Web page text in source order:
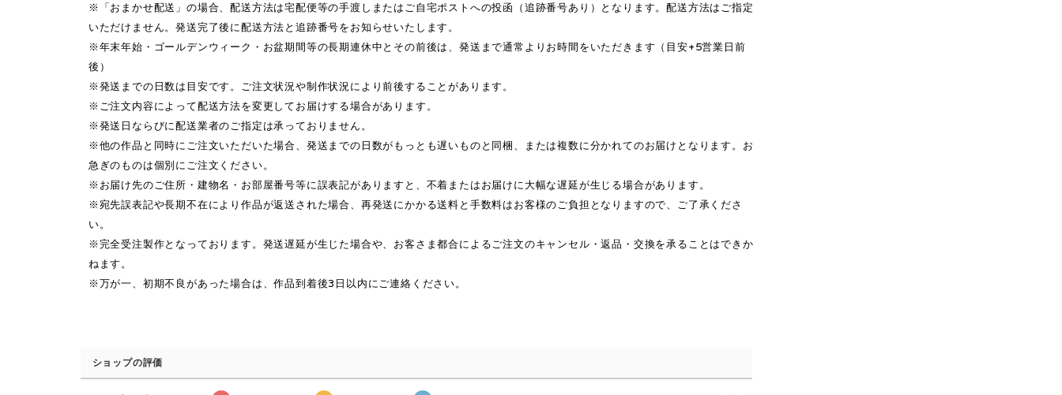
※「おまかせ配送」の場合、配送方法は宅配便等の手渡しまたはご自宅ポストへの投函（追跡番号あり）となります。配送方法はご指定
いただけません。発送完了後に配送方法と追跡番号をお知らせいたします。
※年末年始・ゴールデンウィーク・お盆期間等の長期連休中とその前後は、発送まで通常よりお時間をいただきます（目安+5営業日前
後）
※発送までの日数は目安です。ご注文状況や制作状況により前後することがあります。
※ご注文内容によって配送方法を変更してお届けする場合があります。
※発送日ならびに配送業者のご指定は承っておりません。
※他の作品と同時にご注文いただいた場合、発送までの日数がもっとも遅いものと同梱、または複数に分かれてのお届けとなります。お
急ぎのものは個別にご注文ください。
※お届け先のご住所・建物名・お部屋番号等に誤表記がありますと、不着またはお届けに大幅な遅延が生じる場合があります。
※宛先誤表記や長期不在により作品が返送された場合、再発送にかかる送料と手数料はお客様のご負担となりますので、ご了承くださ
い。
※完全受注製作となっております。発送遅延が生じた場合や、お客さま都合によるご注文のキャンセル・返品・交換を承ることはできか
ねます。
※万が一、初期不良があった場合は、作品到着後3日以内にご連絡ください。
ショップの評価